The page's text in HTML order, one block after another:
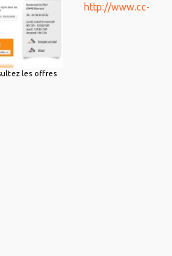
les offres
http://www.cc-